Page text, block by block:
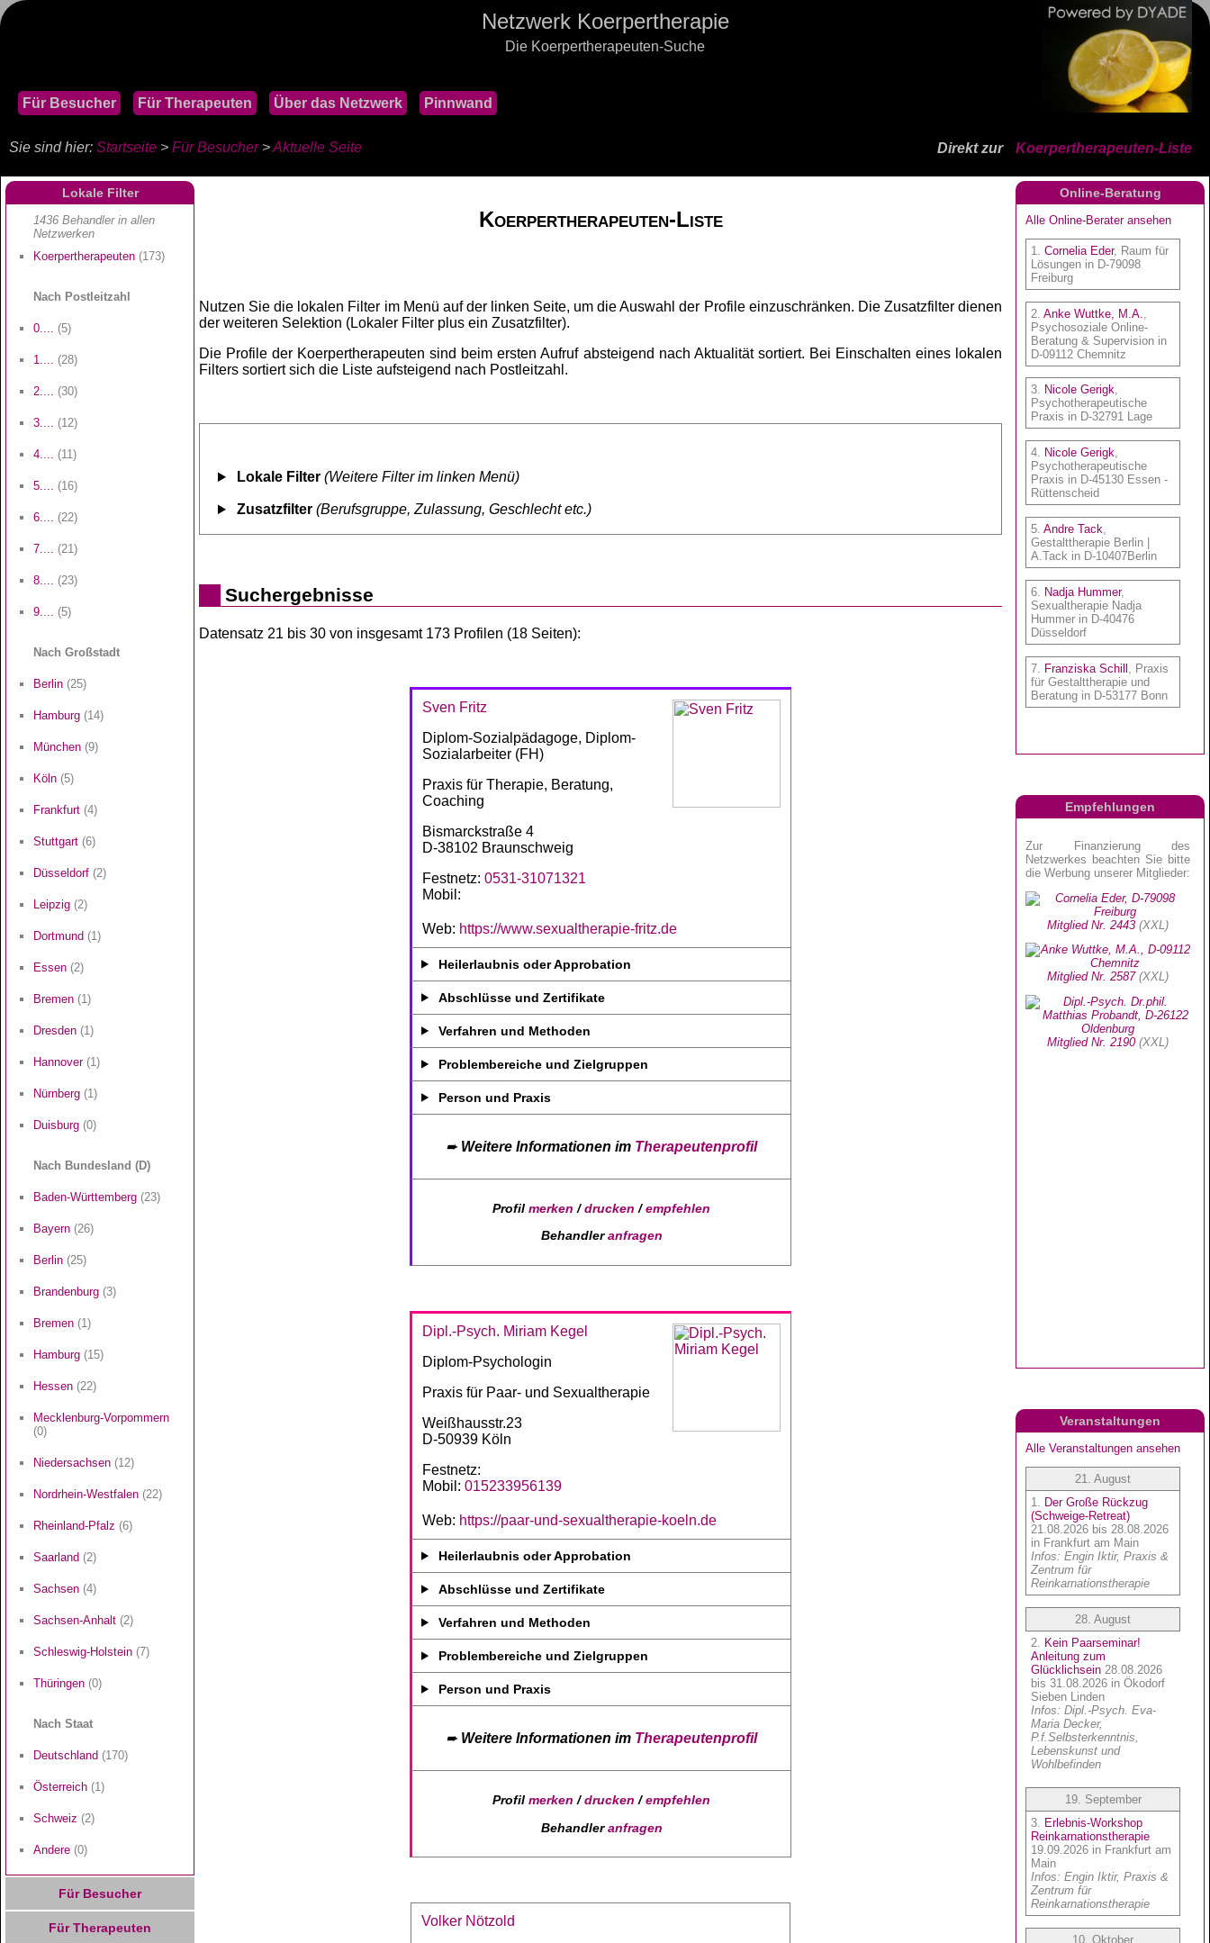
Netzwerk Koerpertherapie
Die Koerpertherapeuten-Suche
Für Besucher Für Therapeuten Über das Netzwerk Pinnwand
Direkt zur Koerpertherapeuten-Liste
Sie sind hier: Startseite > Für Besucher>Aktuelle Seite
Lokale Filter
1436 Behandler in allen
Netzwerken
Koerpertherapeuten (173)
Nach Postleitzahl
0.... (5)
1.... (28)
2.... (30)
3.... (12)
4.... (11)
5.... (16)
6.... (22)
7.... (21)
8.... (23)
9.... (5)
Nach Großstadt
Berlin (25)
Hamburg (14)
München (9)
Köln (5)
Frankfurt (4)
Stuttgart (6)
Düsseldorf (2)
Leipzig (2)
Dortmund (1)
Essen (2)
Bremen (1)
Dresden (1)
Hannover(1)
Nürnberg (1)
Duisburg (0)
Nach Bundesland (D)
Baden-Württemberg (23)
Bayern (26)
Berlin (25)
Brandenburg (3)
Bremen (1)
Hamburg (15)
Hessen (22)
Mecklenburg-Vorpommern
(0)
Niedersachsen (12)
Nordrhein-Westfalen (22)
Rheinland-Pfalz (6)
Saarland (2)
Sachsen (4)
Sachsen-Anhalt (2)
Schleswig-Holstein (7)
Thüringen (0)
Nach Staat
Deutschland (170)
Österreich (1)
Schweiz (2)
Andere (0)
Für Besucher
Für Therapeuten
Koerpertherapeuten-Liste
Nutzen Sie die lokalen Filter im Menü auf der linken Seite, um die Auswahl der Profile einzuschränken. Die Zusatzfilter dienen
der weiteren Selektion (Lokaler Filter plus ein Zusatzfilter).
Die Profile der Koerpertherapeuten sind beim ersten Aufruf absteigend nach Aktualität sortiert. Bei Einschalten eines lokalen
Filters sortiert sich die Liste aufsteigend nach Postleitzahl.
Lokale Filter (Weitere Filter im linken Menü)
Zusatzfilter (Berufsgruppe, Zulassung, Geschlecht etc.)
Suchergebnisse
Datensatz 21 bis 30 von insgesamt 173 Profilen (18 Seiten):
Sven Fritz
Diplom-Sozialpädagoge, Diplom-
Sozialarbeiter (FH)
Praxis für Therapie, Beratung,
Coaching
Bismarckstraße 4
D-38102 Braunschweig
Festnetz: 0531-31071321
Mobil:
Web: https://www.sexualtherapie-fritz.de
Heilerlaubnis oder Approbation
Abschlüsse und Zertifikate
Verfahren und Methoden
Problembereiche und Zielgruppen
Person und Praxis
➨ Weitere Informationen im Therapeutenprofil
Profil merken /drucken /empfehlen
Behandleranfragen
Dipl.-Psych. Miriam Kegel
Diplom-Psychologin
Praxis für Paar- und Sexualtherapie
Weißhausstr.23
D-50939 Köln
Festnetz:
Mobil: 015233956139
Web: https://paar-und-sexualtherapie-koeln.de
Heilerlaubnis oder Approbation
Abschlüsse und Zertifikate
Verfahren und Methoden
Problembereiche und Zielgruppen
Person und Praxis
➨ Weitere Informationen im Therapeutenprofil
Profil merken /drucken /empfehlen
Behandleranfragen
Volker Nötzold
Online-Beratung
Empfehlungen
Veranstaltungen